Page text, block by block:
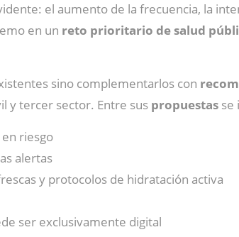
el aumento de la frecuencia, la
en un reto prioritario de salud
sino complementarlos con
y tercer sector. Entre sus propuestas se
riesgo
alertas
y protocolos de hidratación activa
ser exclusivamente digital